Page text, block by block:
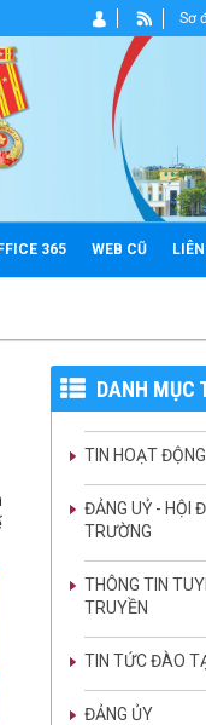
365 WEB CŨ
Sơ
DANH MỤC
TIN HOẠT ĐỘNG
ĐẢNG UỶ - HỘI
TRƯỜNG
THÔNG TIN
TRUYỀN
TIN TỨC ĐÀO
ĐẢNG ỦY